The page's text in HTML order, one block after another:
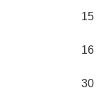
15
16
30